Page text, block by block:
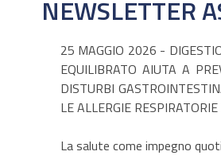
NEWSLETTER
25 MAGGIO 2026 -
EQUILIBRATO AIUTA A
DISTURBI
LE ALLERGIE
La salute come impegno